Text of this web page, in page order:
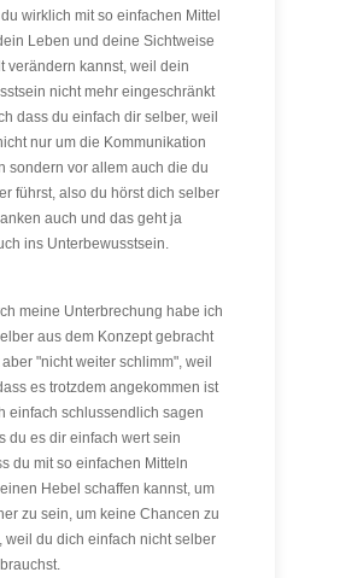
wirklich mit so einfachen Mittel
Leben und deine Sichtweise
verändern kannst, weil dein
nicht mehr eingeschränkt
dass du einfach dir selber, weil
nur um die Kommunikation
sondern vor allem auch die du
führst, also du hörst dich selber
auch und das geht ja
ins Unterbewusstsein.
meine Unterbrechung habe ich
aus dem Konzept gebracht
"nicht weiter schlimm", weil
es trotzdem angekommen ist
einfach schlussendlich sagen
du es dir einfach wert sein
du mit so einfachen Mitteln
Hebel schaffen kannst, um
zu sein, um keine Chancen zu
weil du dich einfach nicht selber